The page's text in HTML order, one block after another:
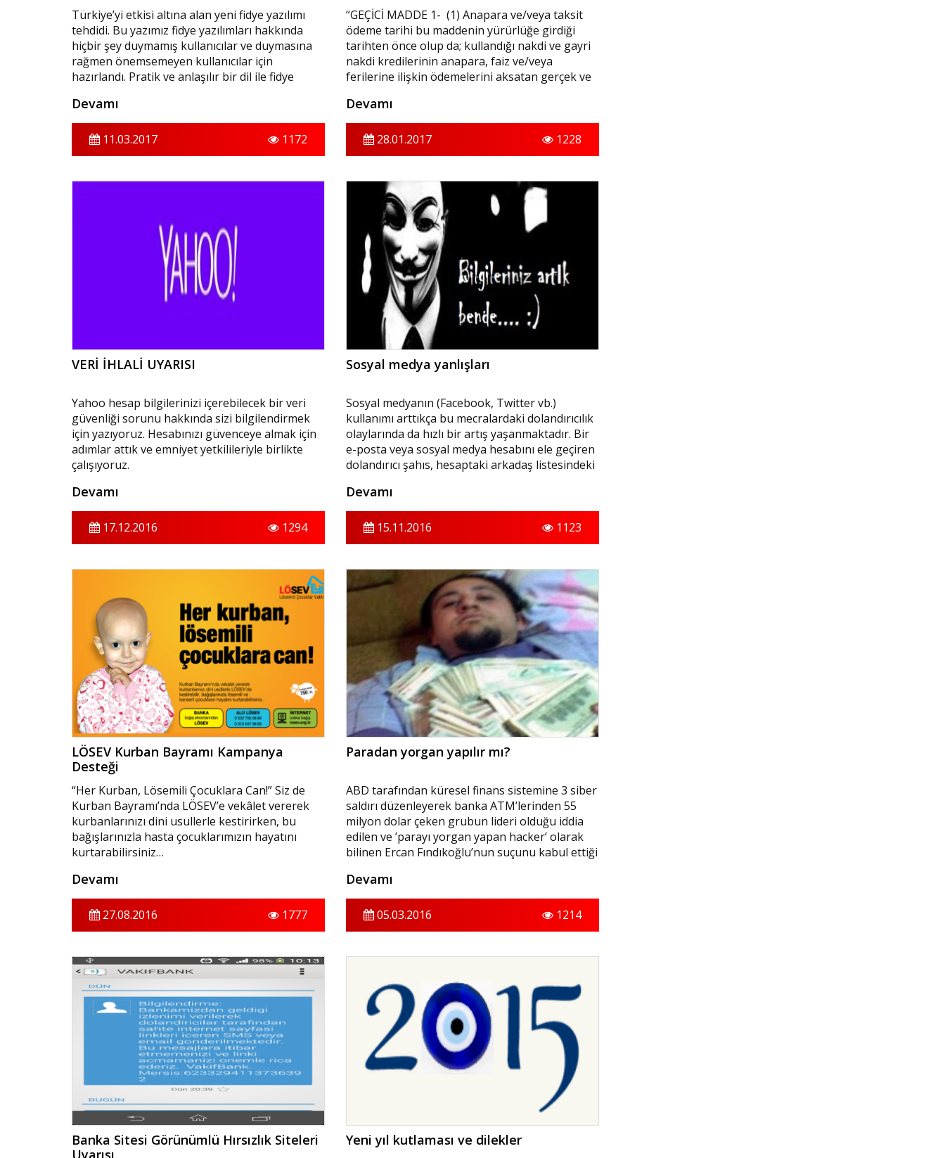
Türkiye’yi etkisi altına alan yeni fidye yazılımı
tehdidi. Bu yazımız fidye yazılımları hakkında
hiçbir şey duymamış kullanıcılar ve duymasına
rağmen önemsemeyen kullanıcılar için
hazırlandı. Pratik ve anlaşılır bir dil ile fidye
neden dikkatli kullanıcıların bile fidye
yazılımından korkması gerektiğini ve bu zararlı
yazılıma karşı tamamen nasıl korunabileceğinizi
anlatacağız.
Devamı
11.03.2017 1172
“GEÇİCİ MADDE 1- (1) Anapara ve/veya taksit
ödeme tarihi bu maddenin yürürlüğe girdiği
tarihten önce olup da; kullandığı nakdi ve gayri
nakdi kredilerinin anapara, faiz ve/veya
ferilerine ilişkin ödemelerini aksatan gerçek ve
bulunmayan gerçek kişilerin ve kredi
müşterilerinin karşılıksız çıkan çek, protesto
edilmiş senet, kredi kartı ve diğer kredi
borçlarına ilişkin 19/10/2005 tarihli ve 5411
hükmü uyarınca kurulan Türkiye Bankalar
Birliği Risk Merkezi nezdinde tutulan kayıtları,
söz konusu borçların ödenmesi geciken
kısmının bu maddenin yürürlüğe girdiği tarihten
itibaren altı ay içinde tamamının ödenmesi veya
yeniden yapılandırılması halinde, bu kişilerle
yapılan finansal işlemlerde kredi kuruluşları ve
finansal kuruluşlar tarafından dikkate
alınmayabilir.”
Devamı
28.01.2017 1228
VERİ İHLALİ UYARISI
Yahoo hesap bilgilerinizi içerebilecek bir veri
güvenliği sorunu hakkında sizi bilgilendirmek
için yazıyoruz. Hesabınızı güvenceye almak için
adımlar attık ve emniyet yetkilileriyle birlikte
çalışıyoruz.
Devamı
17.12.2016 1294
Sosyal medya yanlışları
Sosyal medyanın (Facebook, Twitter vb.)
kullanımı arttıkça bu mecralardaki dolandırıcılık
olaylarında da hızlı bir artış yaşanmaktadır. Bir
e-posta veya sosyal medya hesabını ele geçiren
dolandırıcı şahıs, hesaptaki arkadaş listesindeki
(havale, EFT, TL kontör yükleme vb.) 2.
Kredi/bankomat kartı numarası, son kullanma
tarihi, cvv/cvv2 kodu istemekte ve bu bilgileri
sanal harcama yapmak için kullanmakta, 3.
tek kullanımlık şifre talebi ile internet
bankacılığına erişip her türlü dolandırıcılık
amaçlı finansal işlemini yapmaktadır. Söz
konusu sebeplerden ötürü herhangi bir
dolandırıcılık eylemine maruz kalınmaması için
aşağıda belirtilen hususlara azami özenin
gösterilmesi gerekmektedir
Devamı
15.11.2016 1123
LÖSEV Kurban Bayramı Kampanya
Desteği
“Her Kurban, Lösemili Çocuklara Can!” Siz de
Kurban Bayramı’nda LÖSEV’e vekâlet vererek
kurbanlarınızı dini usullerle kestirirken, bu
bağışlarınızla hasta çocuklarımızın hayatını
kurtarabilirsiniz…
Devamı
27.08.2016 1777
Paradan yorgan yapılır mı?
ABD tarafından küresel finans sistemine 3 siber
saldırı düzenleyerek banka ATM’lerinden 55
milyon dolar çeken grubun lideri olduğu iddia
edilen ve ’parayı yorgan yapan hacker’ olarak
bilinen Ercan Fındıkoğlu’nun suçunu kabul ettiği
"Segate", “Predator" ve "Oreon" takma adları
kullandığı öne sürülen Fındıkoğlu’nun suçsuz
olduğunu savunduğunu belirtmişti.
Devamı
05.03.2016 1214
Banka Sitesi Görünümlü Hırsızlık Siteleri
Uyarısı
Yeni yıl kutlaması ve dilekler